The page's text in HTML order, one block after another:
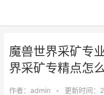
魔兽世界采矿专
界采矿专精点怎
作者： admin • 更新时间：